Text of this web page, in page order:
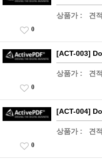
상품가 : 견
0
[ACT-003]
상품가 : 견
0
[ACT-004]
상품가 : 견
0